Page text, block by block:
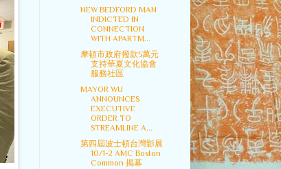
NEW BEDFORD MAN
INDICTED IN
CONNECTION
WITH APARTM...
摩頓市政府撥款5萬元
支持華夏文化協會
服務社區
MAYOR WU
ANNOUNCES
EXECUTIVE
ORDER TO
STREAMLINE A...
第四屆波士頓台灣影展
10/1-2 AMC Boston
Common 揭幕